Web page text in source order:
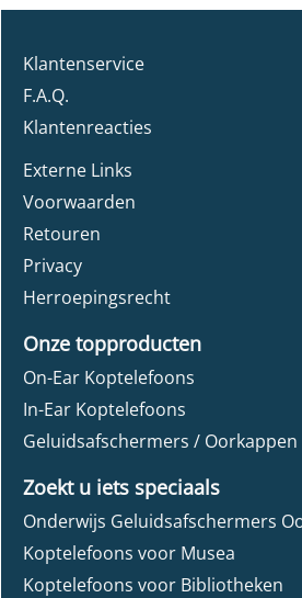
Klantenservice
F.A.Q.
Klantenreacties
Externe Links
Voorwaarden
Retouren
Privacy
Herroepingsrecht
Onze topproducten
On-Ear Koptelefoons
In-Ear Koptelefoons
Geluidsafschermers / Oorkappen
Zoekt u iets speciaals
Onderwijs Geluidsafschermers
Koptelefoons voor Musea
Koptelefoons voor Bibliotheken